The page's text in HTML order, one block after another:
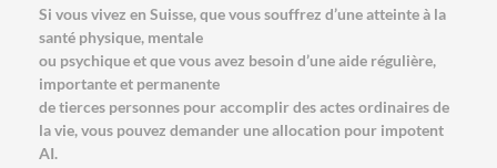
Si vous vivez en Suisse, que vous souffrez d’une atteinte à la
santé physique, mentale
ou psychique et que vous avez besoin d’une aide régulière,
importante et permanente
de tierces personnes pour accomplir des actes ordinaires de
la vie, vous pouvez demander une allocation pour impotent
AI.